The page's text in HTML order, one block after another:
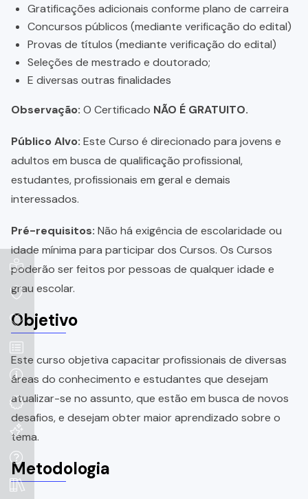
Gratificações adicionais conforme plano de carreira
Concursos públicos (mediante verificação do edital)
Provas de títulos (mediante verificação do edital)
Seleções de mestrado e doutorado;
E diversas outras finalidades
Observação: O Certificado NÃO É GRATUITO.
Público Alvo: Este Curso é direcionado para jovens e
adultos em busca de qualificação profissional,
estudantes, profissionais em geral e demais
interessados.
Pré-requisitos: Não há exigência de escolaridade ou
idade mínima para participar dos Cursos. Os Cursos
poderão ser feitos por pessoas de qualquer idade e
grau escolar.
Objetivo
Este curso objetiva capacitar profissionais de diversas
áreas do conhecimento e estudantes que desejam
atualizar-se no assunto, que estão em busca de novos
desafios, e desejam obter maior aprendizado sobre o
tema.
Metodologia